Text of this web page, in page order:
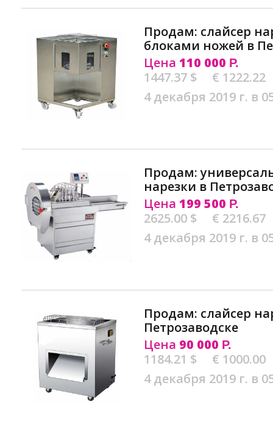
Продам: слайсер
блоками ножей в
Цена 110 000 Р.
1447.37 $
€ 1222.22
4 декабря 2019 г. в
Продам:
нарезки в
Цена 199 500 Р.
2625.00 $
€ 2216.67
4 декабря 2019 г. в
Продам: слайсер
Петрозаводске
Цена 90 000 Р.
1184.21 $
€ 1000.00
4 декабря 2019 г. в